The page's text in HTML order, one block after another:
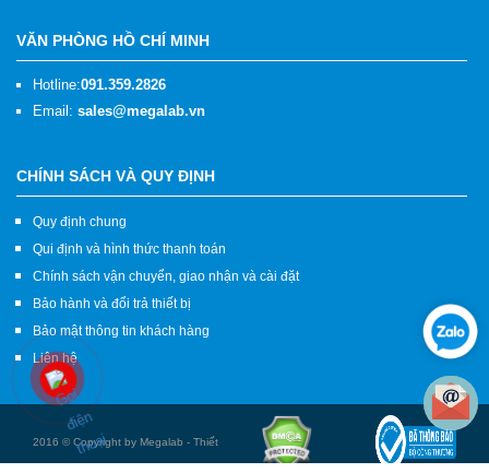
VĂN PHÒNG HỒ CHÍ MINH
Hotline:091.359.2826
Email: sales@megalab.vn
CHÍNH SÁCH VÀ QUY ĐỊNH
Quy định chung
Qui định và hình thức thanh toán
Chính sách vận chuyển, giao nhận và cài đặt
Bảo hành và đổi trả thiết bị
Bảo mật thông tin khách hàng
Liên hệ
2016 © Copyright by Megalab - Thiết